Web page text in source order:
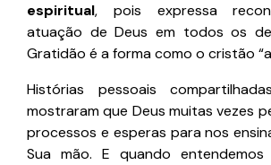
espiritual, pois expressa
atuação de Deus em todos os
Gratidão é a forma como o cristão
Histórias pessoais
mostraram que Deus muitas vezes
processos e esperas para nos
Sua mão. E quando